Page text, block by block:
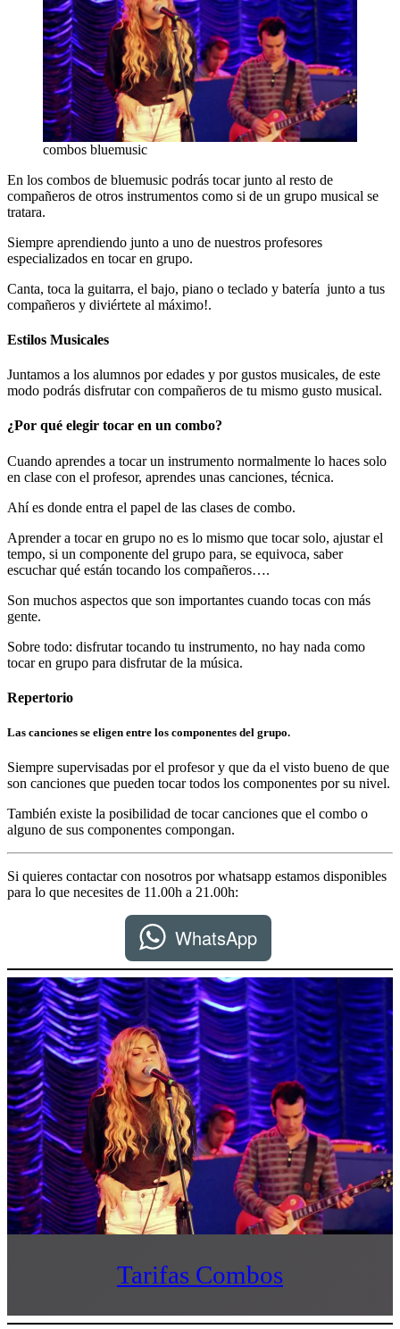
combos bluemusic
En los combos de bluemusic podrás tocar junto al resto de
compañeros de otros instrumentos como si de un grupo musical se
tratara.
Siempre aprendiendo junto a uno de nuestros profesores
especializados en tocar en grupo.
Canta, toca la guitarra, el bajo, piano o teclado y batería junto a tus
compañeros y diviértete al máximo!.
Estilos Musicales
Juntamos a los alumnos por edades y por gustos musicales, de este
modo podrás disfrutar con compañeros de tu mismo gusto musical.
¿Por qué elegir tocar en un combo?
Cuando aprendes a tocar un instrumento normalmente lo haces solo
en clase con el profesor, aprendes unas canciones, técnica.
Ahí es donde entra el papel de las clases de combo.
Aprender a tocar en grupo no es lo mismo que tocar solo, ajustar el
tempo, si un componente del grupo para, se equivoca, saber
escuchar qué están tocando los compañeros….
Son muchos aspectos que son importantes cuando tocas con más
gente.
Sobre todo: disfrutar tocando tu instrumento, no hay nada como
tocar en grupo para disfrutar de la música.
Repertorio
Las canciones se eligen entre los componentes del grupo.
Siempre supervisadas por el profesor y que da el visto bueno de que
son canciones que pueden tocar todos los componentes por su nivel.
También existe la posibilidad de tocar canciones que el combo o
alguno de sus componentes compongan.
Si quieres contactar con nosotros por whatsapp estamos disponibles
para lo que necesites de 11.00h a 21.00h:
WhatsApp
Tarifas Combos